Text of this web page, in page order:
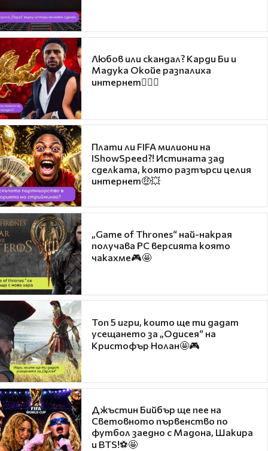
Любов или скандал? Карди Би и
Мадука Окойе разпалиха
интернет❤️‍🔥🔥
Плати ли FIFA милиони на
IShowSpeed?! Истината зад
сделката, която разтърси целия
интернет🤑💥
„Game of Thrones“ най-накрая
получава PC версията която
чакахме🎮🤩
Топ 5 игри, които ще ти дадат
усещането за „Одисея“ на
Кристофър Нолан🤩🎮
Джъстин Бийбър ще пее на
Световното първенство по
футбол заедно с Мадона, Шакира
и BTS!⚽🤩